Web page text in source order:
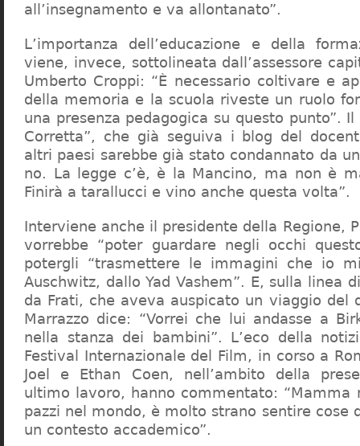
all’insegnamento e va allontanato”.
L’importanza dell’educazione e della
viene, invece, sottolineata dall’assessore
Umberto Croppi: “È necessario coltivare e
della memoria e la scuola riveste un ruolo
una presenza pedagogica su questo punto”.
Corretta”, che già seguiva i blog del
altri paesi sarebbe già stato condannato da
no. La legge c’è, è la Mancino, ma non è
Finirà a tarallucci e vino anche questa volta”.
Interviene anche il presidente della Regione,
vorrebbe “poter guardare negli occhi
potergli “trasmettere le immagini che io
Auschwitz, dallo Yad Vashem”. E, sulla linea
da Frati, che aveva auspicato un viaggio del
Marrazzo dice: “Vorrei che lui andasse a
nella stanza dei bambini”. L’eco della
Festival Internazionale del Film, in corso a
Joel e Ethan Coen, nell’ambito della
ultimo lavoro, hanno commentato: “Mamma
pazzi nel mondo, è molto strano sentire cose
un contesto accademico”.